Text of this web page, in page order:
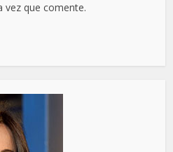
vez que comente.